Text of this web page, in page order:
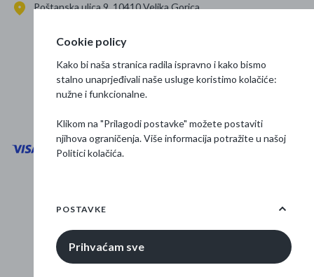
Poštanska ulica 9, 10410 Velika Gorica
Prati nas
Osnovne informacije
© 2026 Žuti klik
Cookie policy
Kako bi naša stranica radila ispravno i kako bismo
stalno unaprjeđivali naše usluge koristimo kolačiće:
nužne i funkcionalne.
Klikom na "Prilagodi postavke" možete postaviti
njihova ograničenja. Više informacija potražite u našoj
Politici kolačića.
POSTAVKE
Prihvaćam sve